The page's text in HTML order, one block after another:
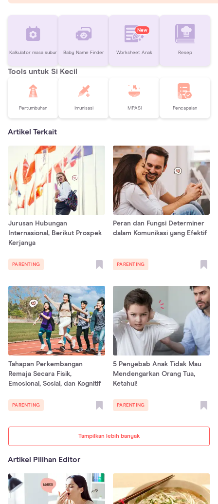
Kalkulator masa subur Baby Name Finder
New
Worksheet Anak Resep
Tools untuk Si Kecil
Pertumbuhan Imunisasi MPASI Pencapaian
Artikel Terkait
Tampilkan lebih banyak
Jurusan Hubungan
Internasional, Berikut Prospek
Kerjanya
PARENTING
Peran dan Fungsi Determiner
dalam Komunikasi yang Efektif
PARENTING
Tahapan Perkembangan
Remaja Secara Fisik,
Emosional, Sosial, dan Kognitif
PARENTING
5 Penyebab Anak Tidak Mau
Mendengarkan Orang Tua,
Ketahui!
PARENTING
Artikel Pilihan Editor